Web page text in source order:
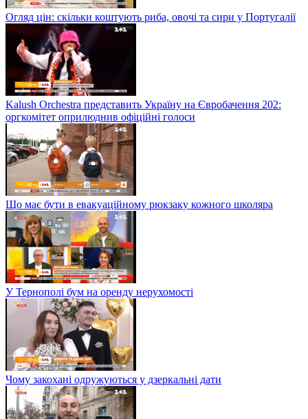
Огляд цін: скільки коштують риба, овочі та сири у Португалії
Kalush Orchestra представить Україну на Євробачення 202:
оргкомітет оприлюднив офіційні голоси
Що має бути в евакуаційному рюкзаку кожного школяра
У Тернополі бум на оренду нерухомості
Чому закохані одружуються у дзеркальні дати